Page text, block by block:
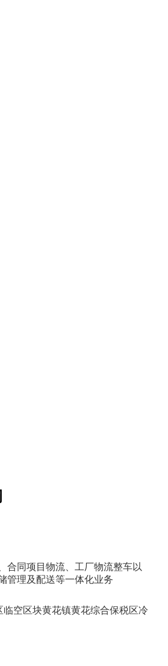
合同项目物流、工厂物流整车以
管理及配送等一体化业务
空区块黄花镇黄花综合保税区冷